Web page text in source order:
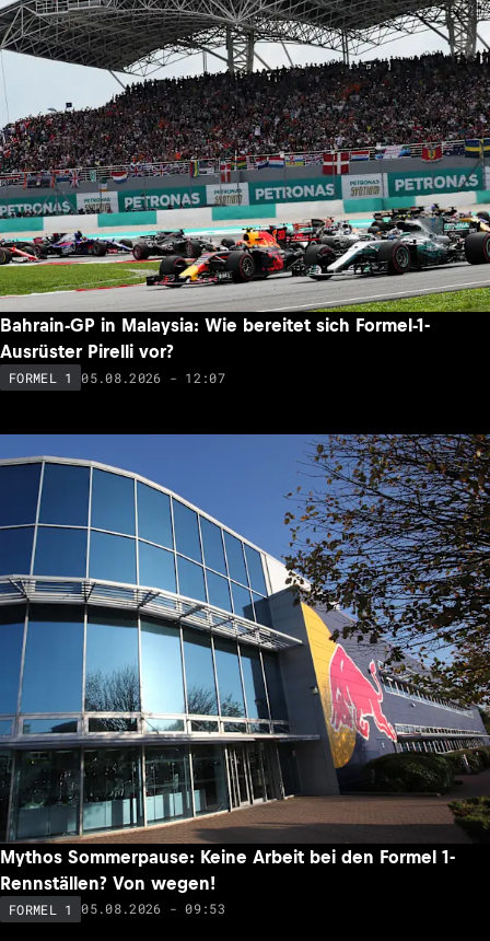
Bahrain-GP in Malaysia: Wie bereitet sich Formel-1-
Ausrüster Pirelli vor?
FORMEL 1 05.08.2026 - 12:07
Mythos Sommerpause: Keine Arbeit bei den Formel 1-
Rennställen? Von wegen!
FORMEL 1 05.08.2026 - 09:53